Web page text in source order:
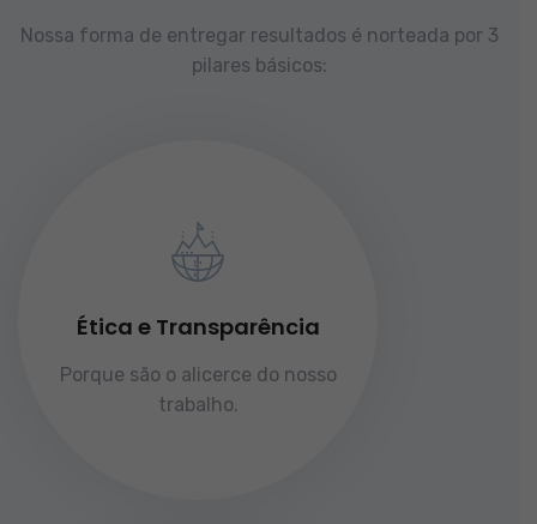
Nossa forma de entregar resultados é norteada por 3
pilares básicos:
Ética e Transparência
Porque são o alicerce do nosso
trabalho.